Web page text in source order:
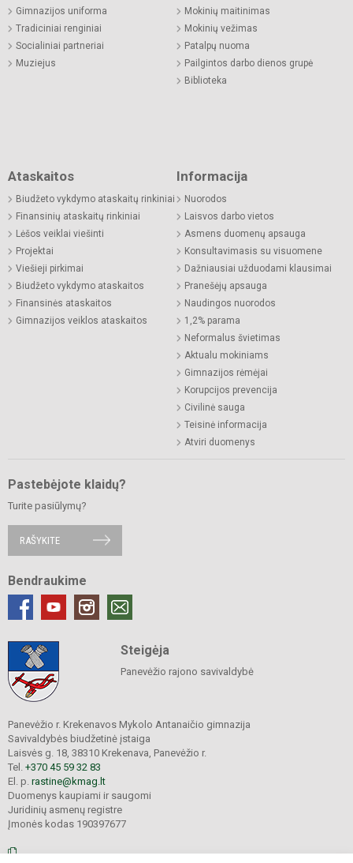
Gimnazijos uniforma
Tradiciniai renginiai
Socialiniai partneriai
Muziejus
Mokinių maitinimas
Mokinių vežimas
Patalpų nuoma
Pailgintos darbo dienos grupė
Biblioteka
Ataskaitos
Biudžeto vykdymo ataskaitų rinkiniai
Finansinių ataskaitų rinkiniai
Lėšos veiklai viešinti
Projektai
Viešieji pirkimai
Biudžeto vykdymo ataskaitos
Finansinės ataskaitos
Gimnazijos veiklos ataskaitos
Informacija
Nuorodos
Laisvos darbo vietos
Asmens duomenų apsauga
Konsultavimasis su visuomene
Dažniausiai užduodami klausimai
Pranešėjų apsauga
Naudingos nuorodos
1,2% parama
Neformalus švietimas
Aktualu mokiniams
Gimnazijos rėmėjai
Korupcijos prevencija
Civilinė sauga
Teisinė informacija
Atviri duomenys
Pastebėjote klaidų?
Turite pasiūlymų?
RAŠYKITE
Bendraukime
Steigėja
Panevėžio rajono savivaldybė
Panevėžio r. Krekenavos Mykolo Antanaičio gimnazija
Savivaldybės biudžetinė įstaiga
Laisvės g. 18, 38310 Krekenava, Panevėžio r.
Tel. +370 45 59 32 83
El. p. rastine@kmag.lt
Duomenys kaupiami ir saugomi
Juridinių asmenų registre
Įmonės kodas 190397677